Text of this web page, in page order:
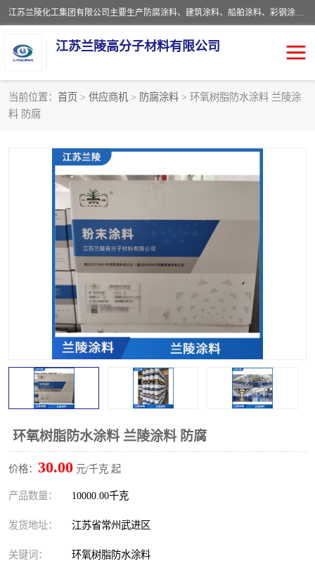
江苏兰陵化工集团有限公司主要生产防腐涂料、建筑涂料、船舶涂料、彩钢涂料、粉末涂料五大类产品，具备10 万吨年生产能力，可以提供优质精良的涂装施工服务，产品广销全国各地，大量出口亚非欧及拉美等国家。
江苏兰陵高分子材料有限公司
当前位置： 首页 > 供应商机 > 防腐涂料 > 环氧树脂防水涂料 兰陵涂
料 防腐
环氧树脂防水涂料 兰陵涂料 防腐
价格： 30.00 元/千克 起
产品数量： 10000.00千克
发货地址： 江苏省常州武进区
关键词： 环氧树脂防水涂料
防腐涂料
地坪涂料 内外墙涂料
船舶涂料
彩钢涂料 粉末涂料
流体机械专用涂料
建筑涂料